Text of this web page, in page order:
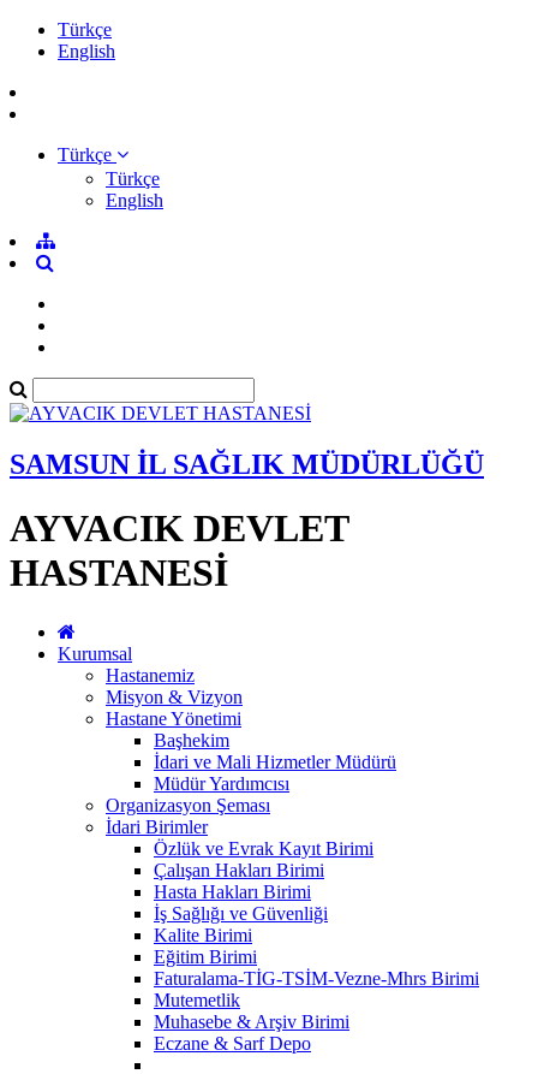
Türkçe
English
Türkçe
Türkçe
English
SAMSUN İL SAĞLIK MÜDÜRLÜĞÜ
AYVACIK DEVLET
HASTANESİ
Kurumsal
Hastanemiz
Misyon & Vizyon
Hastane Yönetimi
Başhekim
İdari ve Mali Hizmetler Müdürü
Müdür Yardımcısı
Organizasyon Şeması
İdari Birimler
Özlük ve Evrak Kayıt Birimi
Çalışan Hakları Birimi
Hasta Hakları Birimi
İş Sağlığı ve Güvenliği
Kalite Birimi
Eğitim Birimi
Faturalama-TİG-TSİM-Vezne-Mhrs Birimi
Mutemetlik
Muhasebe & Arşiv Birimi
Eczane & Sarf Depo